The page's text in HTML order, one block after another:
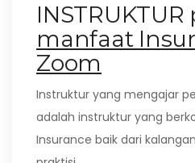
INSTRUKTUR
manfaat
Zoom
Instruktur yang mengajar
adalah instruktur yang
Insurance baik dari